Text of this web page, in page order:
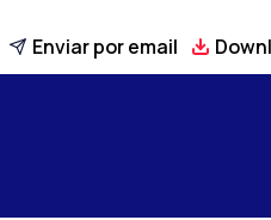
Enviar por email